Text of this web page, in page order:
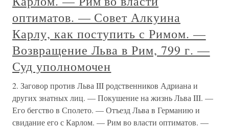
оптиматов. — Совет Алкуина
Карлу, как поступить с Римом. —
Возвращение Льва в Рим, 799 г. —
Суд уполномочен
2. Заговор против Льва III родственников Адриана и
других знатных лиц. — Покушение на жизнь Льва III. —
Его бегство в Сполето. — Отъезд Льва в Германию и
свидание его с Карлом. — Рим во власти оптиматов. —